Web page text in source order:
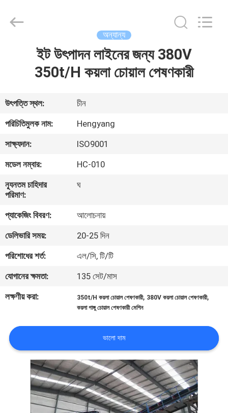
আমাদের
সম্পর্কে
কারখানা
ভ্রমণ
মান
নিয়ন্ত্রণ
যোগাযোগ
করুন
খবর
মামলা
Industrial
অন্যান্য
ইট উৎপাদন লাইনের জন্য 380V
350t/H কয়লা চোয়াল পেষণকারী
উৎপত্তি স্থল:
চীন
পরিচিতিমুলক নাম:
Hengyang
সাক্ষ্যদান:
ISO9001
মডেল নম্বার:
HC-010
ন্যূনতম চাহিদার
পরিমাণ:
ঘ
প্যাকেজিং বিবরণ:
আলোচনায়
ডেলিভারি সময়:
20-25 দিন
পরিশোধের শর্ত:
এল/সি, টি/টি
যোগানের ক্ষমতা:
135 সেট/মাস
লক্ষণীয় করা:
350t/H কয়লা চোয়াল পেষণকারী, 380V কয়লা চোয়াল পেষণকারী,
কয়লা গাঙ্গু চোয়াল পেষণকারী মেশিন
ভালো দাম